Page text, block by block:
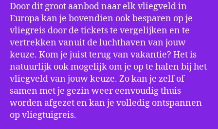
Door dit groot aanbod naar elk vliegveld in
Europa kan je bovendien ook besparen op je
vliegreis door de tickets te vergelijken en te
vertrekken vanuit de luchthaven van jouw
keuze. Kom je juist terug van vakantie? Het is
natuurlijk ook mogelijk om je op te halen bij het
vliegveld van jouw keuze. Zo kan je zelf of
samen met je gezin weer eenvoudig thuis
worden afgezet en kan je volledig ontspannen
op vliegtuigreis.